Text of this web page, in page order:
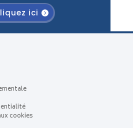
ici
cookies